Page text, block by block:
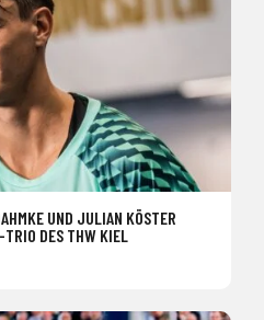
UND JULIAN KÖSTER
DES THW KIEL